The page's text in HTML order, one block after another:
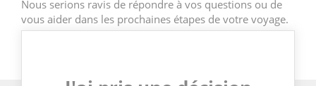
Nous serions ravis de répondre à vos questions ou de
vous aider dans les prochaines étapes de votre voyage.